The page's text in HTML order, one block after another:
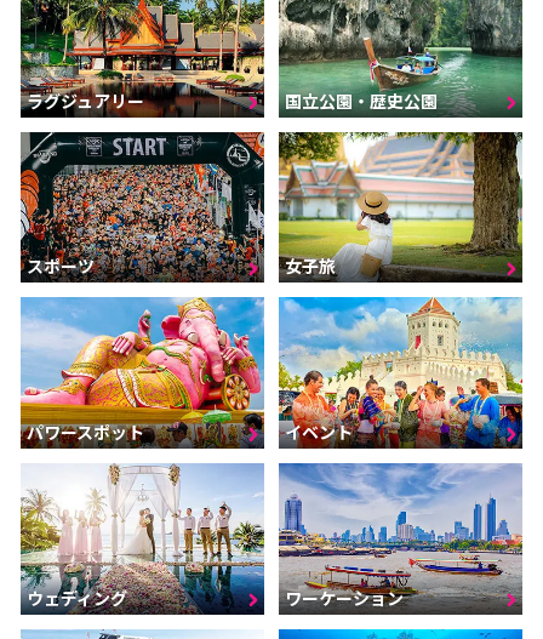
ラグジュアリー 国立公園・歴史公園
スポーツ 女子旅
パワースポット イベント
ウェディング ワーケーション